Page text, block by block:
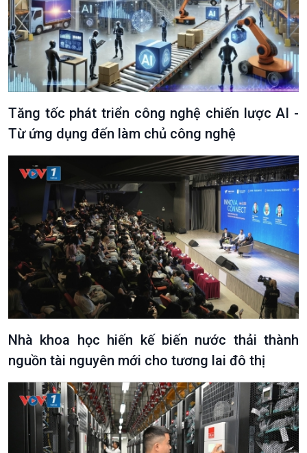
Văn hoá & Du lịch
Tin Văn hoá & Du lịch
Chát với người nổi tiếng
Câu chuyện Thể thao
Multimedia
Ảnh
Video
Infographic
E-Magazine
Tăng tốc phát triển công nghệ chiến lược AI -
Từ ứng dụng đến làm chủ công nghệ
Nhà khoa học hiến kế biến nước thải thành
nguồn tài nguyên mới cho tương lai đô thị